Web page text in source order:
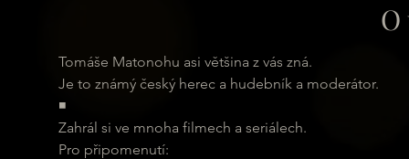
Tomáše Matonohu asi většina z vás zná.
Je to známý český herec a hudebník a moderátor.
◾
Zahrál si ve mnoha filmech a seriálech.
Pro připomenutí: